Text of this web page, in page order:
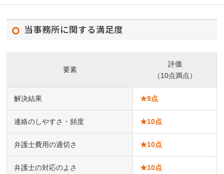
当事務所に関する満足度
要素
評価
（10点満点）
解決結果 ★9点
連絡のしやすさ・頻度 ★10点
弁護士費用の適切さ ★10点
弁護士の対応のよさ ★10点